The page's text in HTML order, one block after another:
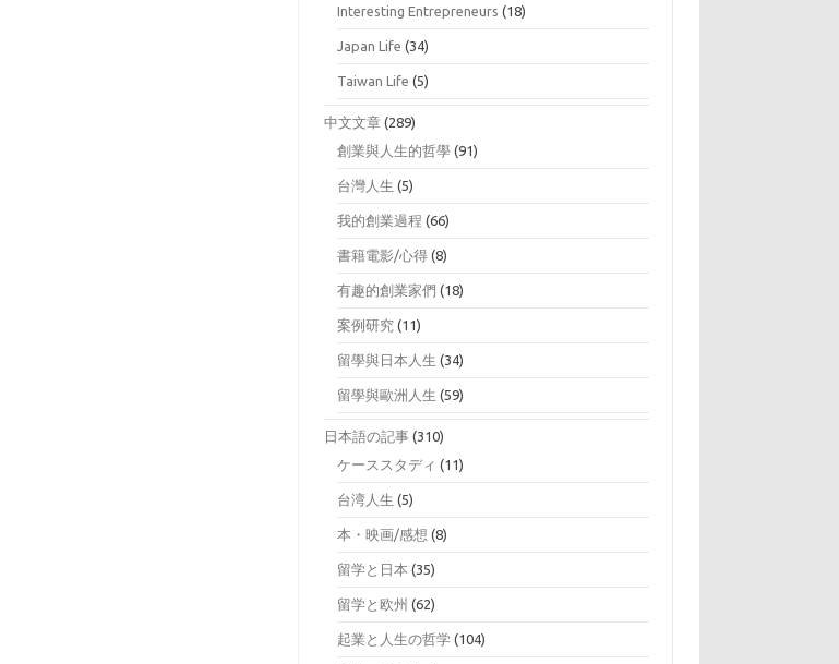
Interesting Entrepreneurs (18)
Japan Life (34)
Taiwan Life (5)
中文文章 (289)
創業與人生的哲學 (91)
台灣人生 (5)
我的創業過程 (66)
書籍電影/心得 (8)
有趣的創業家們 (18)
案例研究 (11)
留學與日本人生 (34)
留學與歐洲人生 (59)
日本語の記事 (310)
ケーススタディ (11)
台湾人生 (5)
本・映画/感想 (8)
留学と日本 (35)
留学と欧州 (62)
起業と人生の哲学 (104)